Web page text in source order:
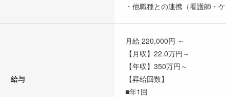
・他職種との連携（看護師・
給与
月給 220,000円 ～
【月収】22.0万円～
【年収】350万円～
【昇給回数】
■年1回